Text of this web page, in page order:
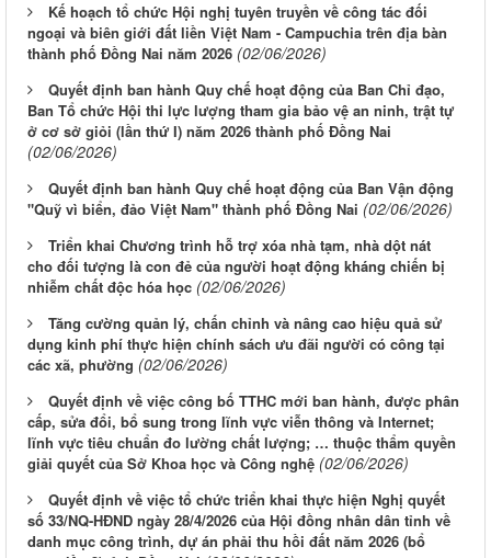
Kế hoạch tổ chức Hội nghị tuyên truyền về công tác đối
ngoại và biên giới đất liền Việt Nam - Campuchia trên địa bàn
thành phố Đồng Nai năm 2026 (02/06/2026)
Quyết định ban hành Quy chế hoạt động của Ban Chỉ đạo,
Ban Tổ chức Hội thi lực lượng tham gia bảo vệ an ninh, trật tự
ở cơ sở giỏi (lần thứ I) năm 2026 thành phố Đồng Nai
(02/06/2026)
Quyết định ban hành Quy chế hoạt động của Ban Vận động
"Quỹ vì biển, đảo Việt Nam" thành phố Đồng Nai (02/06/2026)
Triển khai Chương trình hỗ trợ xóa nhà tạm, nhà dột nát
cho đối tượng là con đẻ của người hoạt động kháng chiến bị
nhiễm chất độc hóa học (02/06/2026)
Tăng cường quản lý, chấn chỉnh và nâng cao hiệu quả sử
dụng kinh phí thực hiện chính sách ưu đãi người có công tại
các xã, phường (02/06/2026)
Quyết định về việc công bố TTHC mới ban hành, được phân
cấp, sửa đổi, bổ sung trong lĩnh vực viễn thông và Internet;
lĩnh vực tiêu chuẩn đo lường chất lượng; … thuộc thẩm quyền
giải quyết của Sở Khoa học và Công nghệ (02/06/2026)
Quyết định về việc tổ chức triển khai thực hiện Nghị quyết
số 33/NQ-HĐND ngày 28/4/2026 của Hội đồng nhân dân tỉnh về
danh mục công trình, dự án phải thu hồi đất năm 2026 (bổ